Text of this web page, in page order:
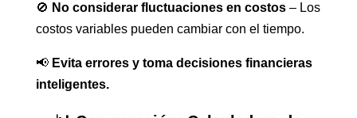
🚫 No considerar fluctuaciones en costos– Los
costos variables pueden cambiar con el tiempo.
📢 Evita errores y toma decisiones financieras
inteligentes.